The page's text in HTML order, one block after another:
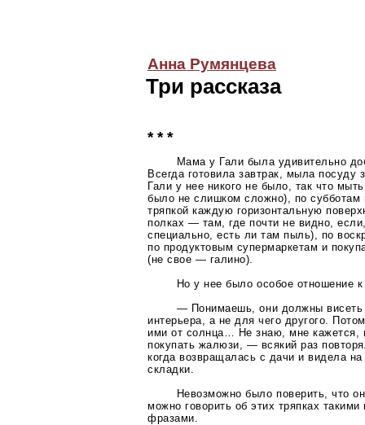
Анна Румянцева
Три рассказа
* * *
Мама у Гали была удивительно
Всегда готовила завтрак, мыла посуду
Гали у нее никого не было, так что
было не слишком сложно), по субботам
тряпкой каждую горизонтальную
полках — там, где почти не видно,
специально, есть ли там пыль), по
по продуктовым супермаркетам и
(не свое — галино).
Но у нее было особое отношение к
— Понимаешь, они должны висеть
интерьера, а не для чего другого.
ими от солнца… Не знаю, мне кажется,
покупать жалюзи, — всякий раз
когда возвращалась с дачи и видела
складки.
Невозможно было поверить, что
можно говорить об этих тряпках
фразами.